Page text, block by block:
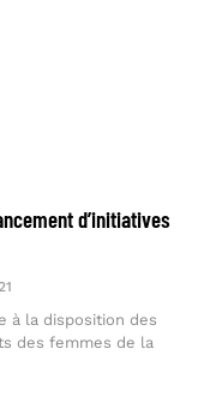
d’initiatives
à la disposition des
des femmes de la